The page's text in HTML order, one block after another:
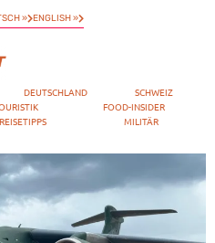
» ENGLISH »
DEUTSCHLAND
SCHWEIZ
FOOD-INSIDER
REISETIPPS MILITÄR